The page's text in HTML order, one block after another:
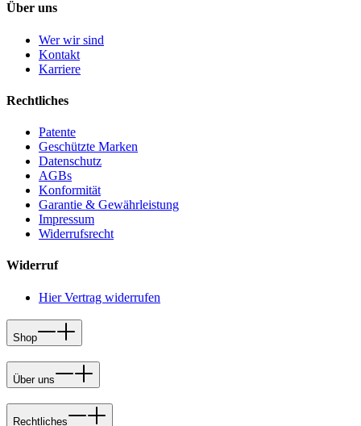
Über uns
Wer wir sind
Kontakt
Karriere
Rechtliches
Patente
Geschützte Marken
Datenschutz
AGBs
Konformität
Garantie & Gewährleistung
Impressum
Widerrufsrecht
Widerruf
Hier Vertrag widerrufen
Shop
Über uns
Rechtliches